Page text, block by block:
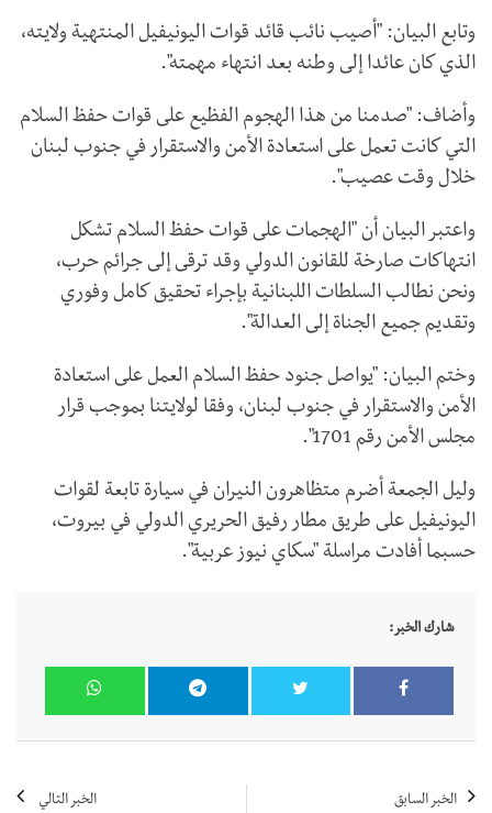
وتابع البيان: "أصيب نائب قائد قوات اليونيفيل المنتهية ولايته،
الذي كان عائدا إلى وطنه بعد انتهاء مهمته".
وأضاف: "صدمنا من هذا الهجوم الفظيع على قوات حفظ السلام
التي كانت تعمل على استعادة الأمن والاستقرار في جنوب لبنان
خلال وقت عصيب".
واعتبر البيان أن "الهجمات على قوات حفظ السلام تشكل
انتهاكات صارخة للقانون الدولي وقد ترقى إلى جرائم حرب،
ونحن نطالب السلطات اللبنانية بإجراء تحقيق كامل وفوري
وتقديم جميع الجناة إلى العدالة".
وختم البيان: "يواصل جنود حفظ السلام العمل على استعادة
الأمن والاستقرار في جنوب لبنان، وفقا لولايتنا بموجب قرار
مجلس الأمن رقم 1701".
وليل الجمعة أضرم متظاهرون النيران في سيارة تابعة لقوات
اليونيفيل على طريق مطار رفيق الحريري الدولي في بيروت،
حسبما أفادت مراسلة "سكاي نيوز عربية".
شارك الخبر:
الخبر السابق الخبر التالي